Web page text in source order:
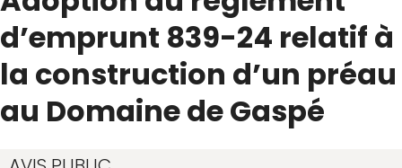
d’emprunt 839-24 relatif à
la construction d’un préau
au Domaine de Gaspé